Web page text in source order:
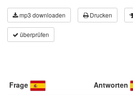
mp3 downloaden Drucken
überprüfen
Frage Antworten